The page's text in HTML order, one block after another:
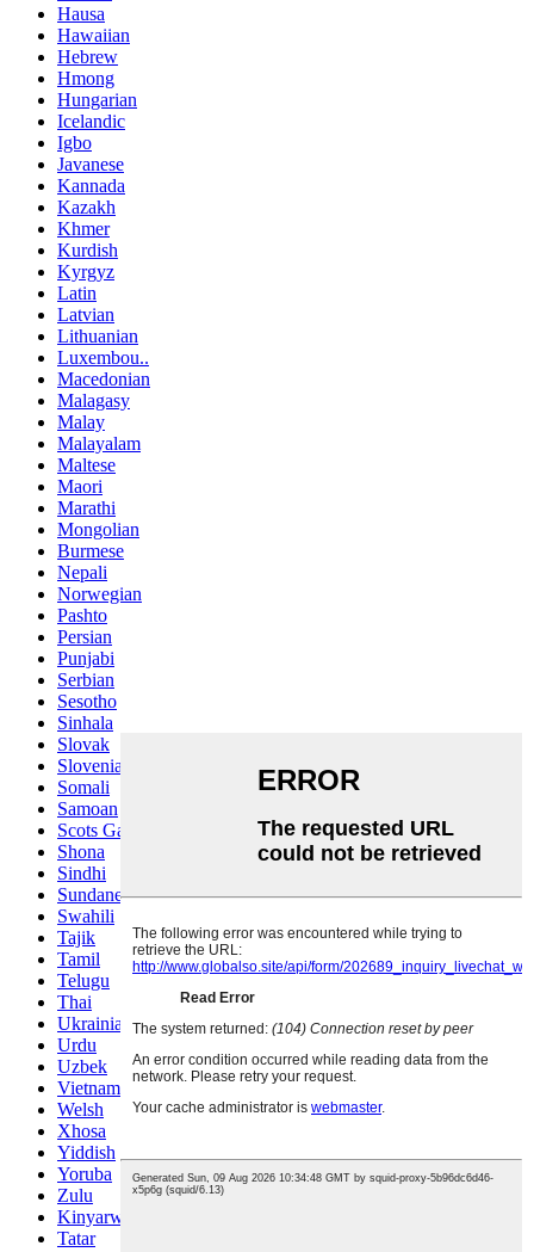
Hausa
Hawaiian
Hebrew
Hmong
Hungarian
Icelandic
Igbo
Javanese
Kannada
Kazakh
Khmer
Kurdish
Kyrgyz
Latin
Latvian
Lithuanian
Luxembou..
Macedonian
Malagasy
Malay
Malayalam
Maltese
Maori
Marathi
Mongolian
Burmese
Nepali
Norwegian
Pashto
Persian
Punjabi
Serbian
Sesotho
Sinhala
Slovak
Slovenian
Somali
Samoan
Scots Gaelic
Shona
Sindhi
Sundanese
Swahili
Tajik
Tamil
Telugu
Thai
Ukrainian
Urdu
Uzbek
Vietnamese
Welsh
Xhosa
Yiddish
Yoruba
Zulu
Kinyarwanda
Tatar